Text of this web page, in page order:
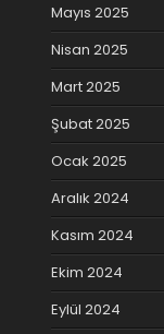
Mayıs 2025
Nisan 2025
Mart 2025
Şubat 2025
Ocak 2025
Aralık 2024
Kasım 2024
Ekim 2024
Eylül 2024